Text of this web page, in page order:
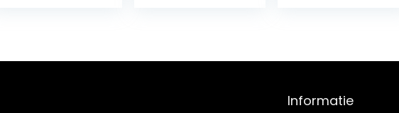
p Retro
– In…
Informatie